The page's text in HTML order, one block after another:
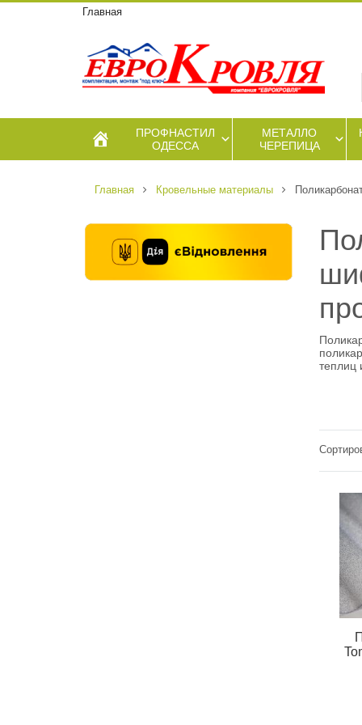
Главная
ПРОФНАСТИЛ
ОДЕССА
МЕТАЛЛО
ЧЕРЕПИЦА
Главная Кровельные материалы
теплиц